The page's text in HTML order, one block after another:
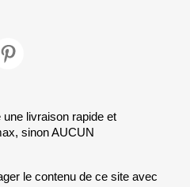
livraison rapide et
sinon AUCUN
le contenu de ce site avec